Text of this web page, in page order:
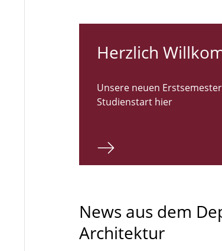
Herzlich
Unsere neuen
Studienstart hier
News aus dem
Architektur